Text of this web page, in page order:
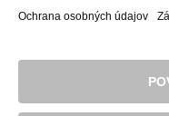
Ochrana osobných údajov
Zásady
© 2016 Dopravný podnik